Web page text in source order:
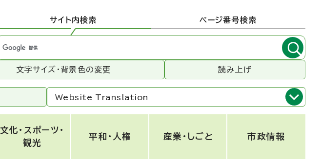
サイト内検索 ページ番号検索
文字サイズ・背景色の変更 読み上げ
Website Translation
文化・スポーツ・
観光
平和・人権 産業・しごと 市政情報